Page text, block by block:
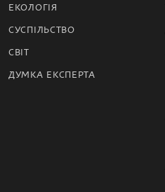
ЕКОЛОГІЯ
СУСПІЛЬСТВО
СВІТ
ДУМКА ЕКСПЕРТА